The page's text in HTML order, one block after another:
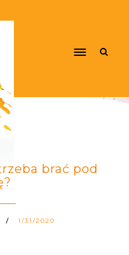
brać pod
1/31/2020